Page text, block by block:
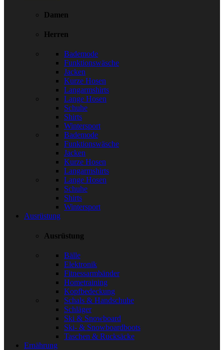
Damen
Herren
Bademode
Funktionswäsche
Jacken
Kurze Hosen
Langarmshirts
Lange Hosen
Schuhe
Shirts
Wintersport
Bademode
Funktionswäsche
Jacken
Kurze Hosen
Langarmshirts
Lange Hosen
Schuhe
Shirts
Wintersport
Ausrüstung
Ausrüstung
Bälle
Elektronik
Fitnessarmbänder
Hometraining
Kopfbedeckung
Schals & Handschuhe
Schläger
Ski & Snowboard
Ski- & Snowboardboots
Taschen & Rucksäcke
Ernährung